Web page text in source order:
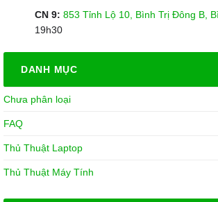
CN 9: 853 Tỉnh Lộ 10, Bình Trị Đông B,
19h30
DANH MỤC
Chưa phân loại
FAQ
Thủ Thuật Laptop
Thủ Thuật Máy Tính